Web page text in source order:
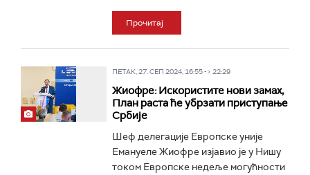
Прочитај
ПЕТАК, 27. СЕП 2024, 16:55 -> 22:29
Жиофре: Искористите нови замах,
План раста ће убрзати приступање
Србије
Шеф делегације Европске уније
Емануеле Жиофре изјавио је у Нишу
током Европске недеље могућности